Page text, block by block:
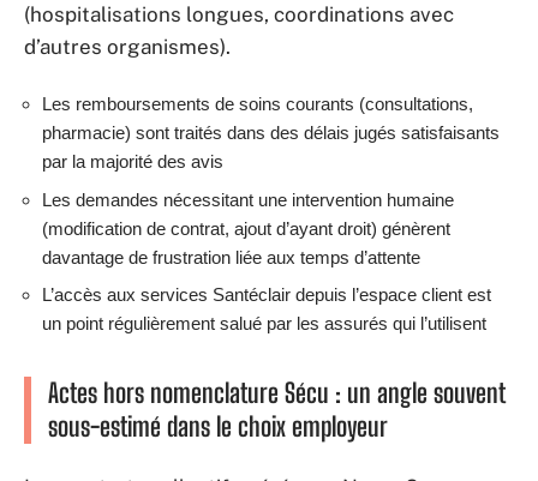
(hospitalisations longues, coordinations avec
d’autres organismes).
Les remboursements de soins courants (consultations,
pharmacie) sont traités dans des délais jugés satisfaisants
par la majorité des avis
Les demandes nécessitant une intervention humaine
(modification de contrat, ajout d’ayant droit) génèrent
davantage de frustration liée aux temps d’attente
L’accès aux services Santéclair depuis l’espace client est
un point régulièrement salué par les assurés qui l’utilisent
Actes hors nomenclature Sécu : un angle souvent
sous-estimé dans le choix employeur